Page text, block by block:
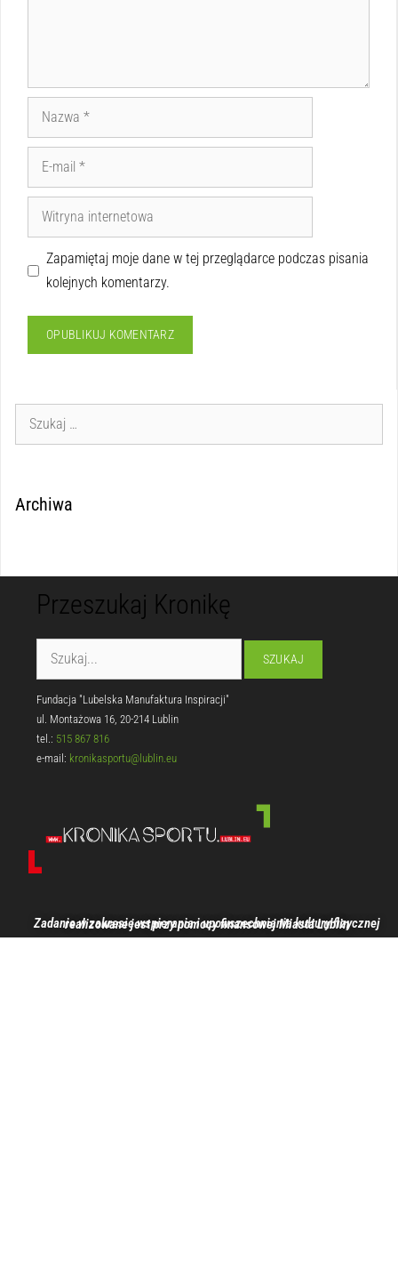
Zapamiętaj moje dane w tej przeglądarce podczas pisania
kolejnych komentarzy.
Archiwa
Przeszukaj Kronikę
Fundacja "Lubelska Manufaktura Inspiracji"
ul. Montażowa 16, 20-214 Lublin
tel.: 515 867 816
e-mail: kronikasportu@lublin.eu
Zadanie w zakresie wspierania i upowszechniania kultury fizycznej realizowane jest przy pomocy finansowej Miasta Lublin